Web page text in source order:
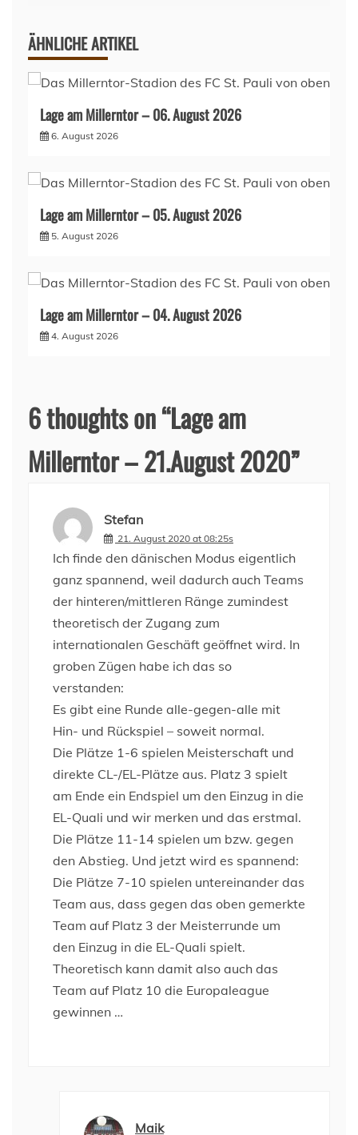
ÄHNLICHE ARTIKEL
Lage am Millerntor – 06. August 2026
6. August 2026
Lage am Millerntor – 05. August 2026
5. August 2026
Lage am Millerntor – 04. August 2026
4. August 2026
6 thoughts on “Lage am
Millerntor – 21.August 2020”
Stefan
21. August 2020 at 08:25s
Ich finde den dänischen Modus eigentlich
ganz spannend, weil dadurch auch Teams
der hinteren/mittleren Ränge zumindest
theoretisch der Zugang zum
internationalen Geschäft geöffnet wird. In
groben Zügen habe ich das so
verstanden:
Es gibt eine Runde alle-gegen-alle mit
Hin- und Rückspiel – soweit normal.
Die Plätze 1-6 spielen Meisterschaft und
direkte CL-/EL-Plätze aus. Platz 3 spielt
am Ende ein Endspiel um den Einzug in die
EL-Quali und wir merken und das erstmal.
Die Plätze 11-14 spielen um bzw. gegen
den Abstieg. Und jetzt wird es spannend:
Die Plätze 7-10 spielen untereinander das
Team aus, dass gegen das oben gemerkte
Team auf Platz 3 der Meisterrunde um
den Einzug in die EL-Quali spielt.
Theoretisch kann damit also auch das
Team auf Platz 10 die Europaleague
gewinnen …
Maik